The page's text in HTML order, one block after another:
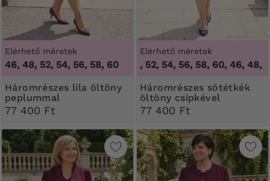
Elérhető méretek
46, 48, 52, 54, 56, 58, 60
Háromrészes lila öltöny
peplummal
77 400 Ft
Elérhető méretek
46, 48, 50, 52, 54, 56, 58, 60 ,46, 48, 50,
Háromrészes sötétkék
öltöny csipkével
77 400 Ft